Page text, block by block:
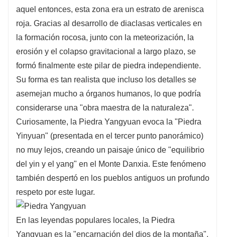
aquel entonces, esta zona era un estrato de arenisca
roja. Gracias al desarrollo de diaclasas verticales en
la formación rocosa, junto con la meteorización, la
erosión y el colapso gravitacional a largo plazo, se
formó finalmente este pilar de piedra independiente.
Su forma es tan realista que incluso los detalles se
asemejan mucho a órganos humanos, lo que podría
considerarse una "obra maestra de la naturaleza".
Curiosamente, la Piedra Yangyuan evoca la "Piedra
Yinyuan" (presentada en el tercer punto panorámico)
no muy lejos, creando un paisaje único de "equilibrio
del yin y el yang" en el Monte Danxia. Este fenómeno
también despertó en los pueblos antiguos un profundo
respeto por este lugar.
En las leyendas populares locales, la Piedra
Yangyuan es la "encarnación del dios de la montaña".